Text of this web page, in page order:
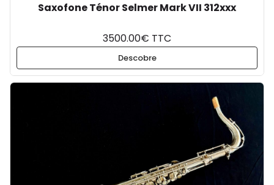
Saxofone Ténor Selmer Mark VII 312xxx
3500.00€ TTC
Descobre